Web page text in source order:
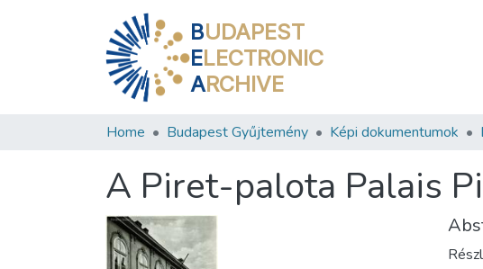
BUDAPEST
ELECTRONIC
ARCHIVE
Home Budapest Gyűjtemény Képi dokumentumok
A Piret-palota Palais